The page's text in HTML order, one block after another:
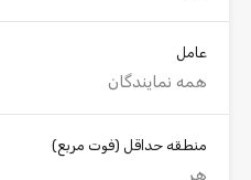
عامل
همه نمایندگان
منطقه حداقل (فوت مربع)